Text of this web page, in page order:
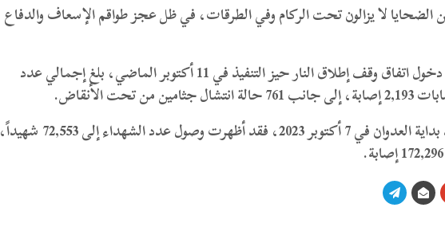
الضحايا لا يزالون تحت الركام وفي الطرقات، في ظل عجز طواقم الإسعاف والدفاع
وكشفت الإحصائية أنه منذ دخول اتفاق وقف إطلاق النار حيز التنفيذ في 11 أكتوبر الماضي، بلغ إجمالي عدد
أما الإحصائية التراكمية منذ بداية العدوان في 7 أكتوبر 2023، فقد أظهرت وصول عدد الشهداء إلى 72,553 شهيداً،